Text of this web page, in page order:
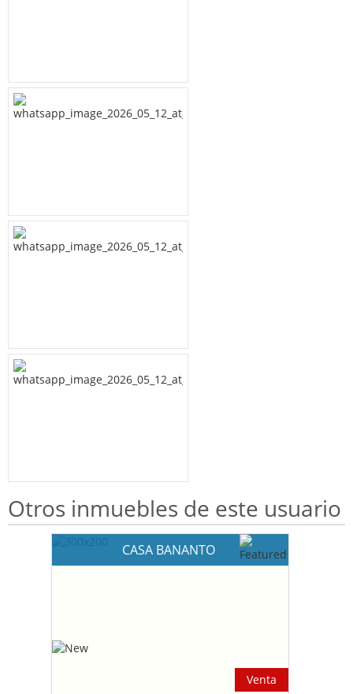
Otros inmuebles de este usuario
CASA BANANTO
Venta